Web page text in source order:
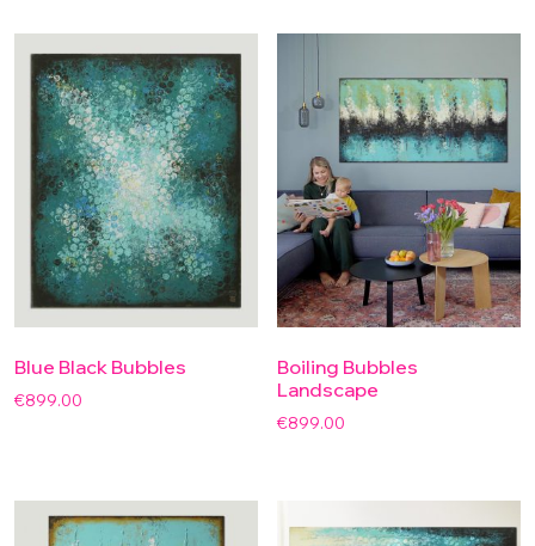
Blue Black Bubbles
€899.00
Boiling Bubbles
Landscape
€899.00